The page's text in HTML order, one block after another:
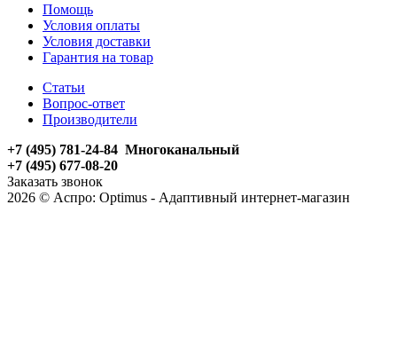
Помощь
Условия оплаты
Условия доставки
Гарантия на товар
Статьи
Вопрос-ответ
Производители
+7 (495) 781-24-84 Многоканальный
+7 (495) 677-08-20
Заказать звонок
2026 © Аспро: Optimus - Адаптивный интернет-магазин